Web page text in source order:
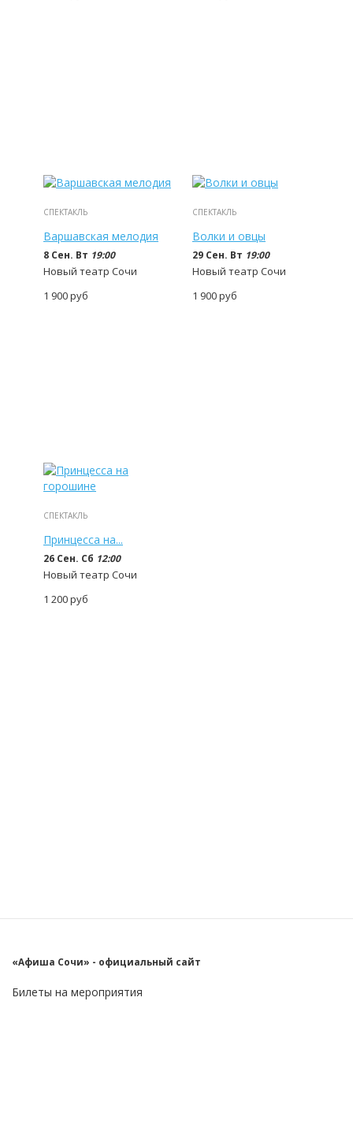
СПЕКТАКЛЬ
Варшавская мелодия
8 Сен. Вт 19:00
Новый театр Сочи
1 900руб
СПЕКТАКЛЬ
Волки и овцы
29 Сен. Вт 19:00
Новый театр Сочи
1 900руб
СПЕКТАКЛЬ
Принцесса на...
26 Сен. Сб 12:00
Новый театр Сочи
1 200руб
«Афиша Сочи» - официальный сайт
Билеты на мероприятия